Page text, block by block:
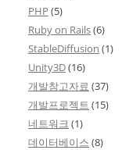
PHP (5)
Ruby on Rails(6)
StableDiffusion (1)
Unity3D(16)
개발참고자료 (37)
개발프로젝트 (15)
네트워크 (1)
데이터베이스 (8)